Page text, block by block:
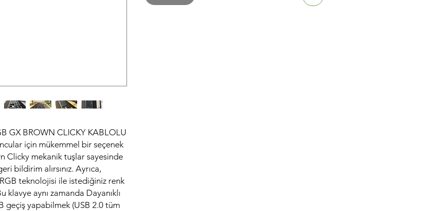
GX BROWN CLICKY KABLOLU
için mükemmel bir seçenek
Clicky mekanik tuşlar sayesinde
bildirim alırsınız. Ayrıca,
teknolojisi ile istediğiniz renk
aynı zamanda Dayanıklı
geçiş yapabilmek (USB 2.0 tüm